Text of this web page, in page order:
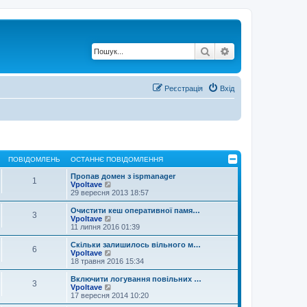
Пошук
Вхід
Реєстрація
ПОВІДОМЛЕНЬ ОСТАННЄ ПОВІДОМЛЕННЯ
1
Пропав домен з ispmanager
Vpoltave
е
р
е
л
у
т
и
с
а
29 вересня 2013 18:57
3
Очистити кеш оперативної памя…
Vpoltave
е
р
е
л
у
т
и
11 липня 2016 01:39
6
Скільки залишилось вільного м…
Vpoltave
е
р
е
л
18 травня 2016 15:34
3
Включити логування повільних …
Vpoltave
е
р
17 вересня 2014 10:20